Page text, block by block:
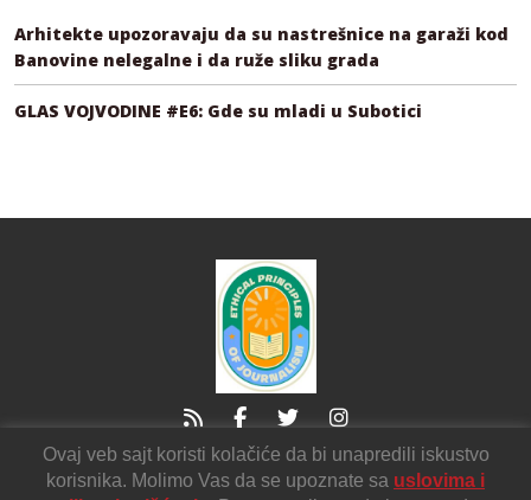
Arhitekte upozoravaju da su nastrešnice na garaži kod
Banovine nelegalne i da ruže sliku grada
GLAS VOJVODINE #E6: Gde su mladi u Subotici
Sutjeska2 21000 Novi Sad
Ovaj veb sajt koristi kolačiće da bi unapredili iskustvo
korisnika. Molimo Vas da se upoznate sa uslovima i